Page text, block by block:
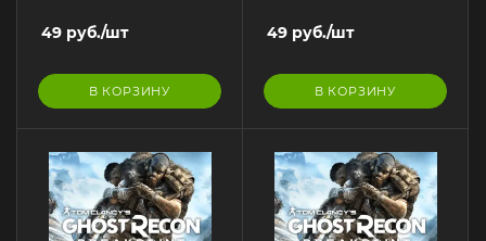
49 руб./шт
В КОРЗИНУ
49 руб./шт
В КОРЗИНУ